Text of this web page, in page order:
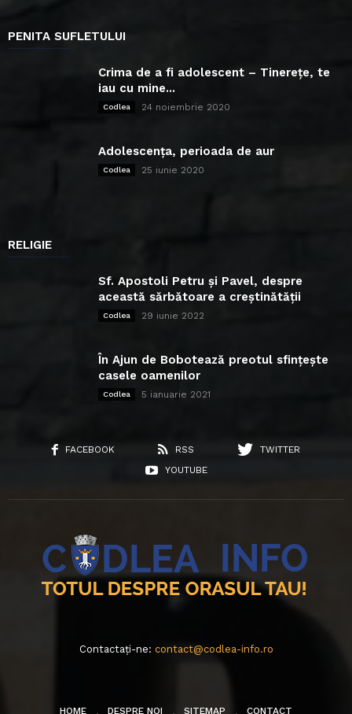
PENITA SUFLETULUI
Crima de a fi adolescent – Tinerețe, te
iau cu mine...
Codlea 24 noiembrie 2020
Adolescența, perioada de aur
Codlea 25 iunie 2020
RELIGIE
Sf. Apostoli Petru și Pavel, despre
această sărbătoare a creștinătății
Codlea 29 iunie 2022
În Ajun de Bobotează preotul sfințește
casele oamenilor
Codlea 5 ianuarie 2021
FACEBOOK RSS
TWITTER
YOUTUBE
Contactați-ne: contact@codlea-info.ro
HOME DESPRE NOI SITEMAP CONTACT